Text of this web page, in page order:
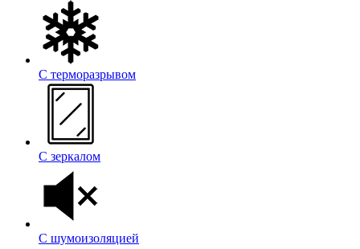
С терморазрывом
С зеркалом
С шумоизоляцией